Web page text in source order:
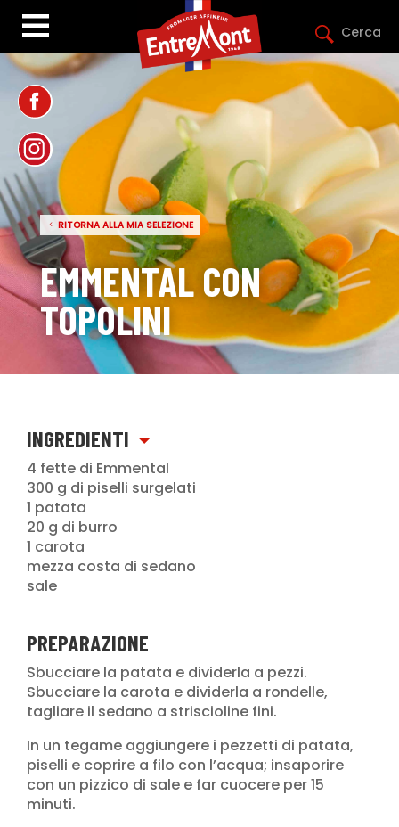
Cerca
RITORNA ALLA MIA SELEZIONE
EMMENTAL CON
TOPOLINI
INGREDIENTI
4 fette di Emmental
300 g di piselli surgelati
1 patata
20 g di burro
1 carota
mezza costa di sedano
sale
PREPARAZIONE
Sbucciare la patata e dividerla a pezzi.
Sbucciare la carota e dividerla a rondelle,
tagliare il sedano a striscioline fini.
In un tegame aggiungere i pezzetti di patata,
piselli e coprire a filo con l’acqua; insaporire
con un pizzico di sale e far cuocere per 15
minuti.